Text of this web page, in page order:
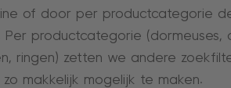
of door per productcategorie
Per productcategorie (dormeuses,
ringen) zetten we andere
makkelijk mogelijk te maken.